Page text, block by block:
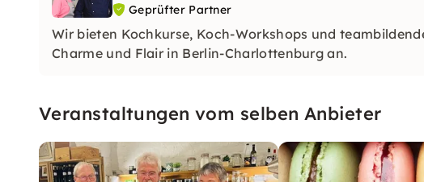
Geprüfter Partner
Wir bieten Kochkurse, Koch-Workshops und
Charme und Flair in Berlin-Charlottenburg an.
Veranstaltungen vom selben Anbieter